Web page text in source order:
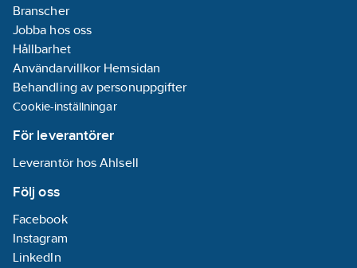
Branscher
Jobba hos oss
Hållbarhet
Användarvillkor Hemsidan
Behandling av personuppgifter
Cookie-inställningar
För leverantörer
Leverantör hos Ahlsell
Följ oss
Facebook
Instagram
LinkedIn